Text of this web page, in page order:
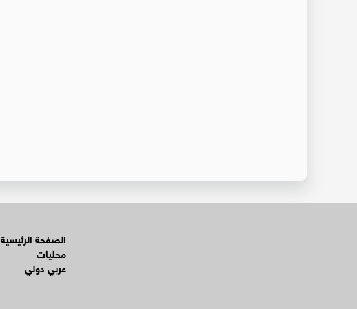
الصفحة الرئيسية
محليات
عربي دولي